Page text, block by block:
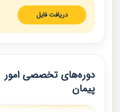
دریافت فایل
دوره‌های تخصصی امور
پیمان